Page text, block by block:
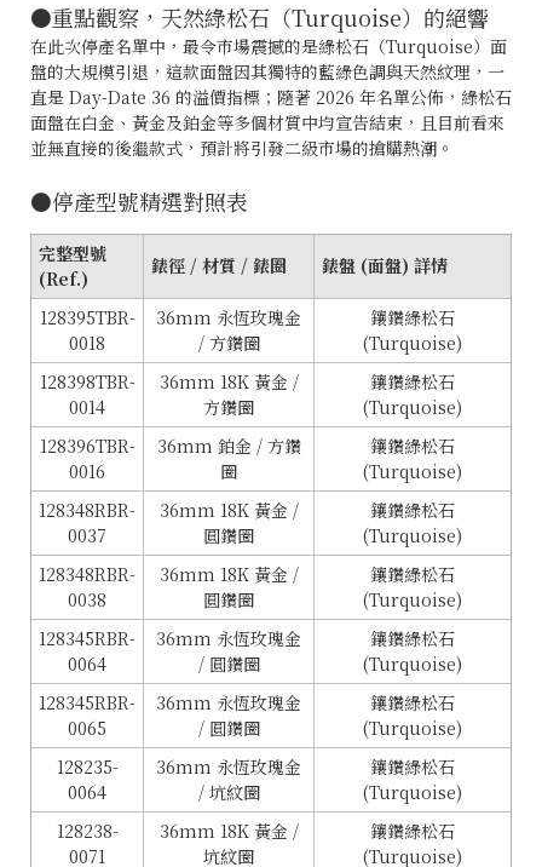
●重點觀察，天然綠松石（Turquoise）的絕響
在此次停產名單中，最令市場震撼的是綠松石（Turquoise）面
盤的大規模引退，這款面盤因其獨特的藍綠色調與天然紋理，一
直是 Day-Date 36 的溢價指標；隨著 2026 年名單公佈，綠松石
面盤在白金、黃金及鉑金等多個材質中均宣告結束，且目前看來
並無直接的後繼款式，預計將引發二級市場的搶購熱潮。
●停產型號精選對照表
完整型號
(Ref.)
錶徑 / 材質 / 錶圈 錶盤 (面盤) 詳情
128395TBR-
0018
36mm 永恆玫瑰金
/ 方鑽圈
鑲鑽綠松石
(Turquoise)
128398TBR-
0014
36mm 18K 黃金 /
方鑽圈
鑲鑽綠松石
(Turquoise)
128396TBR-
0016
36mm 鉑金 / 方鑽
圈
鑲鑽綠松石
(Turquoise)
128348RBR-
0037
36mm 18K 黃金 /
圓鑽圈
鑲鑽綠松石
(Turquoise)
128348RBR-
0038
36mm 18K 黃金 /
圓鑽圈
鑲鑽綠松石
(Turquoise)
128345RBR-
0064
36mm 永恆玫瑰金
/ 圓鑽圈
鑲鑽綠松石
(Turquoise)
128345RBR-
0065
36mm 永恆玫瑰金
/ 圓鑽圈
鑲鑽綠松石
(Turquoise)
128235-
0064
36mm 永恆玫瑰金
/ 坑紋圈
鑲鑽綠松石
(Turquoise)
128238-
0071
36mm 18K 黃金 /
坑紋圈
鑲鑽綠松石
(Turquoise)